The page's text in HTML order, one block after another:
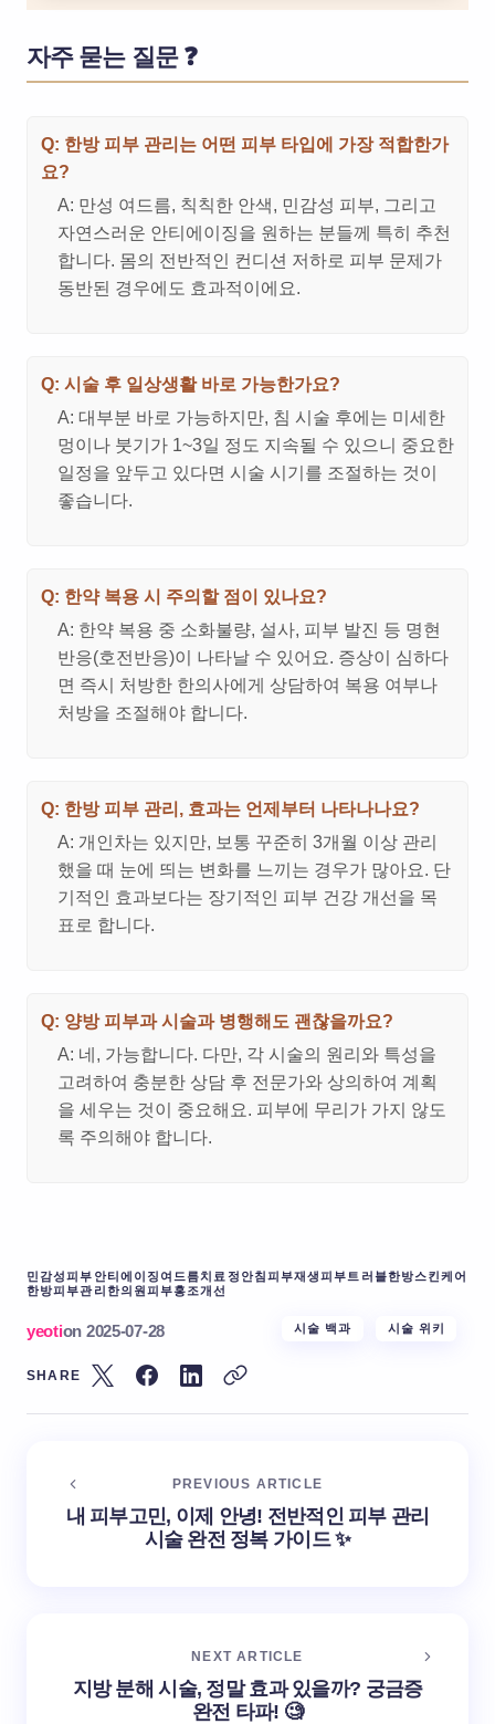
자주 묻는 질문 ❓
Q: 한방 피부 관리는 어떤 피부 타입에 가장 적합한가
요?
A: 만성 여드름, 칙칙한 안색, 민감성 피부, 그리고
자연스러운 안티에이징을 원하는 분들께 특히 추천
합니다. 몸의 전반적인 컨디션 저하로 피부 문제가
동반된 경우에도 효과적이에요.
Q: 시술 후 일상생활 바로 가능한가요?
A: 대부분 바로 가능하지만, 침 시술 후에는 미세한
멍이나 붓기가 1~3일 정도 지속될 수 있으니 중요한
일정을 앞두고 있다면 시술 시기를 조절하는 것이
좋습니다.
Q: 한약 복용 시 주의할 점이 있나요?
A: 한약 복용 중 소화불량, 설사, 피부 발진 등 명현
반응(호전반응)이 나타날 수 있어요. 증상이 심하다
면 즉시 처방한 한의사에게 상담하여 복용 여부나
처방을 조절해야 합니다.
Q: 한방 피부 관리, 효과는 언제부터 나타나나요?
A: 개인차는 있지만, 보통 꾸준히 3개월 이상 관리
했을 때 눈에 띄는 변화를 느끼는 경우가 많아요. 단
기적인 효과보다는 장기적인 피부 건강 개선을 목
표로 합니다.
Q: 양방 피부과 시술과 병행해도 괜찮을까요?
A: 네, 가능합니다. 다만, 각 시술의 원리와 특성을
고려하여 충분한 상담 후 전문가와 상의하여 계획
을 세우는 것이 중요해요. 피부에 무리가 가지 않도
록 주의해야 합니다.
민감성피부 안티에이징 여드름치료 정안침피부재생피부트러블한방스킨케어
한방피부관리한의원피부홍조개선
yeotion 2025-07-28 시술 백과 시술 위키
SHARE
PREVIOUS ARTICLE
내 피부고민, 이제 안녕! 전반적인 피부 관리
시술 완전 정복 가이드 ✨
NEXT ARTICLE
지방 분해 시술, 정말 효과 있을까? 궁금증
완전 타파! 🧐